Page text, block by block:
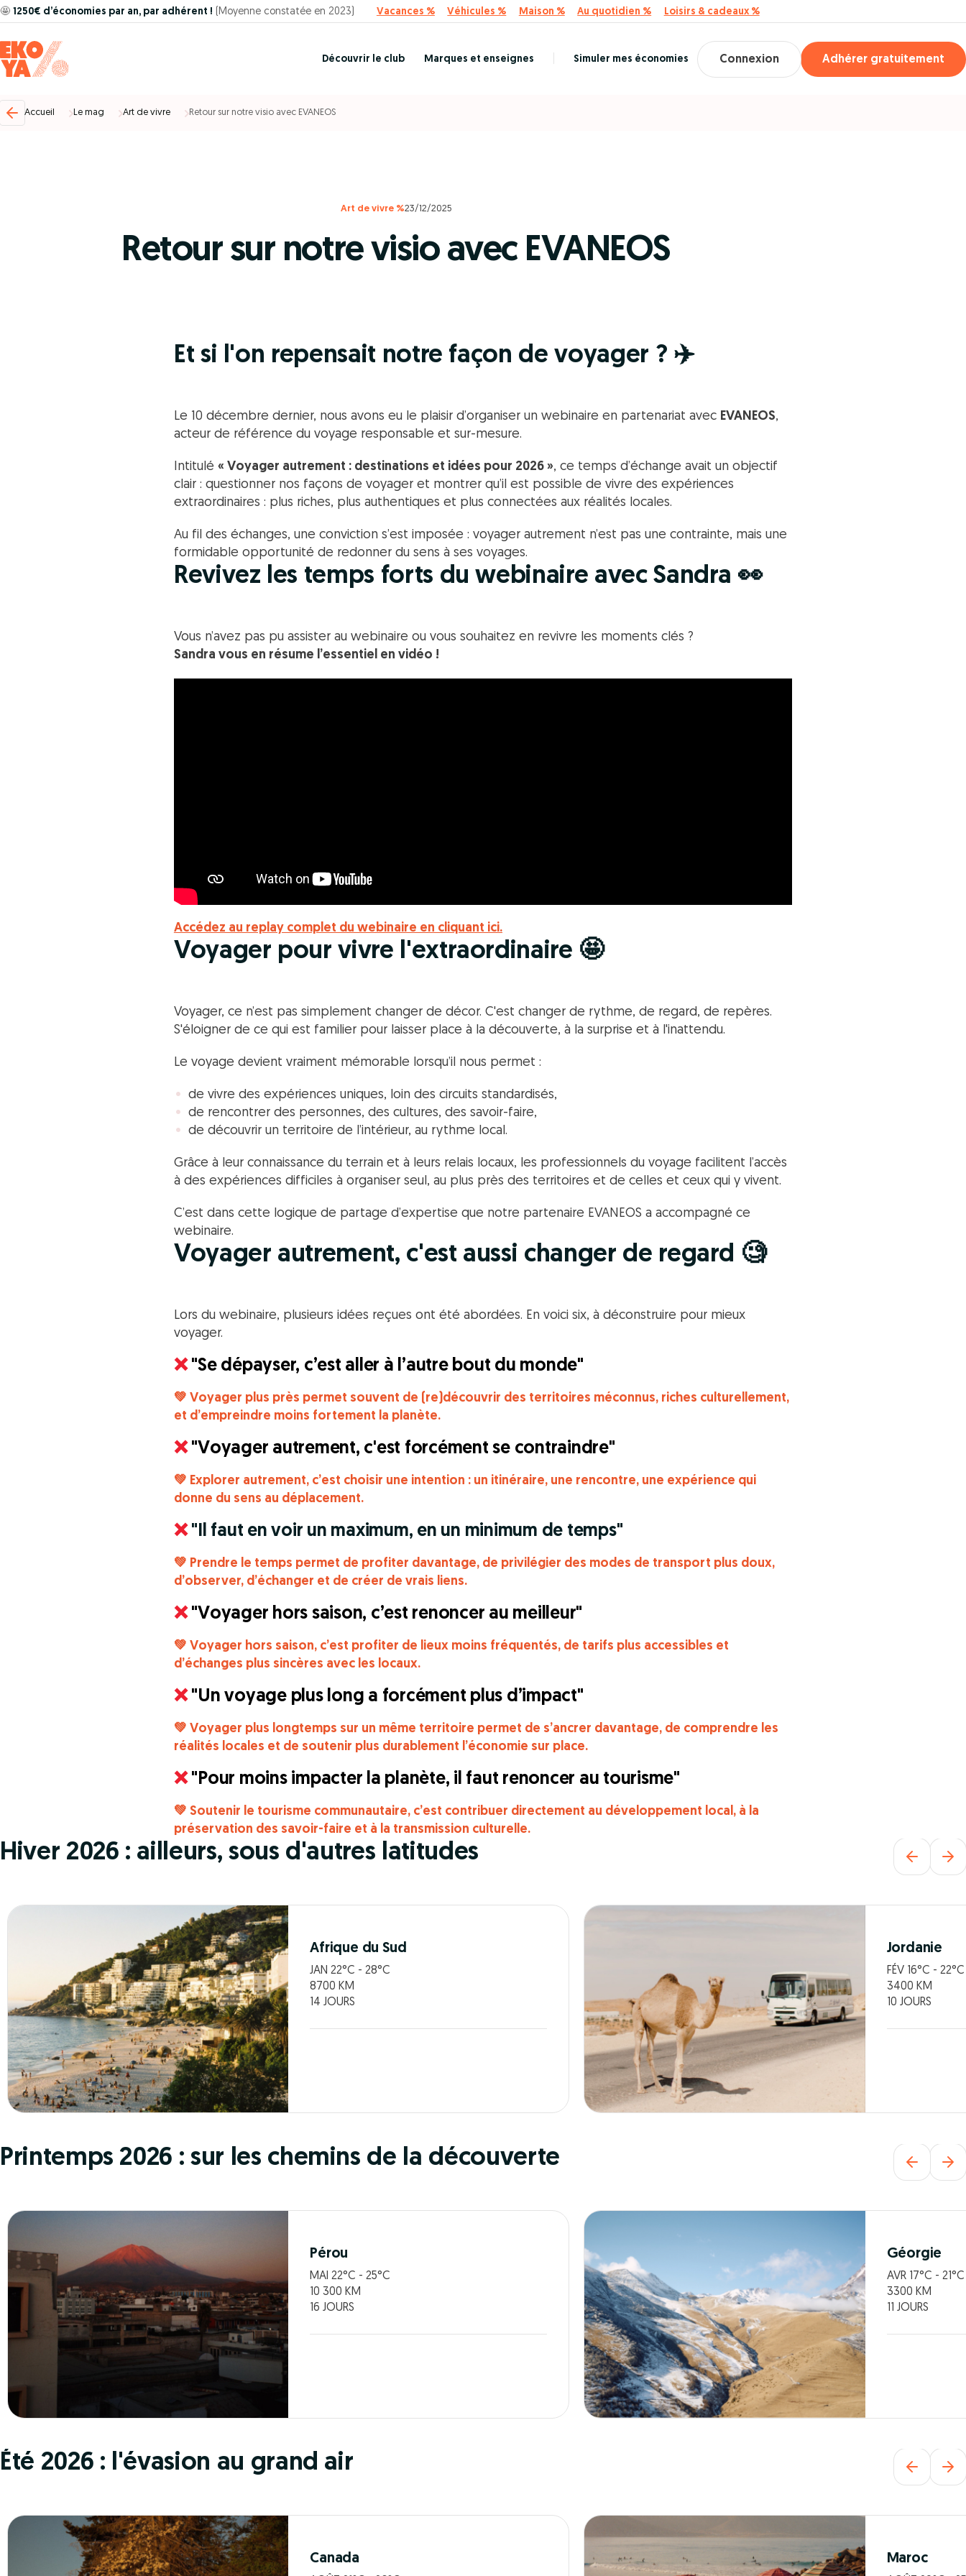
🤩 1250€ d’économies par an, par adhérent ! (Moyenne constatée en 2023) Vacances % Véhicules % Maison % Au quotidien % Loisirs & cadeaux %
Découvrir le club Marques et enseignes Simuler mes économies Connexion Adhérer gratuitement
Accueil Le mag Art de vivre Retour sur notre visio avec EVANEOS
Art de vivre %23/12/2025
Retour sur notre visio avec EVANEOS
Et si l'on repensait notre façon de voyager ? ✈️
Le 10 décembre dernier, nous avons eu le plaisir d’organiser un webinaire en partenariat avec EVANEOS,
acteur de référence du voyage responsable et sur-mesure.
Intitulé « Voyager autrement : destinations et idées pour 2026 », ce temps d’échange avait un objectif
clair : questionner nos façons de voyager et montrer qu’il est possible de vivre des expériences
extraordinaires : plus riches, plus authentiques et plus connectées aux réalités locales.
Au fil des échanges, une conviction s’est imposée : voyager autrement n’est pas une contrainte, mais une
formidable opportunité de redonner du sens à ses voyages.
Revivez les temps forts du webinaire avec Sandra 👀
Vous n’avez pas pu assister au webinaire ou vous souhaitez en revivre les moments clés ?
Sandra vous en résume l’essentiel en vidéo !
Accédez au replay complet du webinaire en cliquant ici.
Voyager pour vivre l'extraordinaire 🤩
Voyager, ce n’est pas simplement changer de décor. C'est changer de rythme, de regard, de repères.
S'éloigner de ce qui est familier pour laisser place à la découverte, à la surprise et à l'inattendu.
Le voyage devient vraiment mémorable lorsqu’il nous permet :
de vivre des expériences uniques, loin des circuits standardisés,
de rencontrer des personnes, des cultures, des savoir-faire,
de découvrir un territoire de l’intérieur, au rythme local.
Grâce à leur connaissance du terrain et à leurs relais locaux, les professionnels du voyage facilitent l’accès
à des expériences difficiles à organiser seul, au plus près des territoires et de celles et ceux qui y vivent.
C’est dans cette logique de partage d’expertise que notre partenaire EVANEOS a accompagné ce
webinaire.
Voyager autrement, c'est aussi changer de regard 🧐
Lors du webinaire, plusieurs idées reçues ont été abordées. En voici six, à déconstruire pour mieux
voyager.
❌ "Se dépayser, c’est aller à l’autre bout du monde"
💚 Voyager plus près permet souvent de (re)découvrir des territoires méconnus, riches culturellement,
et d’empreindre moins fortement la planète.
❌ "Voyager autrement, c'est forcément se contraindre"
💚 Explorer autrement, c’est choisir une intention : un itinéraire, une rencontre, une expérience qui
donne du sens au déplacement.
❌ "Il faut en voir un maximum, en un minimum de temps"
💚 Prendre le temps permet de profiter davantage, de privilégier des modes de transport plus doux,
d’observer, d’échanger et de créer de vrais liens.
❌ "Voyager hors saison, c’est renoncer au meilleur"
💚 Voyager hors saison, c’est profiter de lieux moins fréquentés, de tarifs plus accessibles et
d’échanges plus sincères avec les locaux.
❌ "Un voyage plus long a forcément plus d’impact"
💚 Voyager plus longtemps sur un même territoire permet de s’ancrer davantage, de comprendre les
réalités locales et de soutenir plus durablement l’économie sur place.
❌ "Pour moins impacter la planète, il faut renoncer au tourisme"
💚 Soutenir le tourisme communautaire, c’est contribuer directement au développement local, à la
préservation des savoir-faire et à la transmission culturelle.
Hiver 2026 : ailleurs, sous d'autres latitudes
Afrique du Sud
JAN 22°C - 28°C
8700 KM
14 JOURS
Jordanie
FÉV 16°C - 22°C
3400 KM
10 JOURS
Printemps 2026 : sur les chemins de la découverte
Pérou
MAI 22°C - 25°C
10 300 KM
16 JOURS
Géorgie
AVR 17°C - 21°C
3300 KM
11 JOURS
Été 2026 : l'évasion au grand air
Canada Maroc